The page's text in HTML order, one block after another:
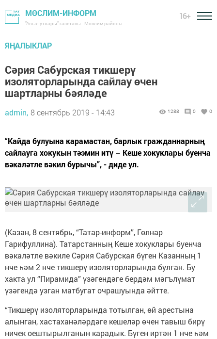
МӨСЛИМ-ИНФОРМ
"Авыл утлары" газетасы - Мөслим районы
16+
ЯҢАЛЫКЛАР
Сәрия Сабурская тикшерү
изоляторларында сайлау өчен
шартларны бәяләде
admin, 8 сентябрь 2019 - 14:43 1288 0 0
“Кайда булуына карамастан, барлык гражданнарның
сайлауга хокукын тәэмин итү – Кеше хокуклары буенча
вәкаләтле вәкил бурычы”, - диде ул.
(Казан, 8 сентябрь, “Татар-информ”, Гөлнар
Гарифуллина). Татарстанның Кеше хокуклары буенча
вәкаләтле вәкиле Сәрия Сабурская бүген Казанның 1
нче һәм 2 нче тикшерү изоляторларында булган. Бу
хакта ул “Пирамида” үзәгендәге бердәм мәгълүмат
үзәгендә узган матбугат очрашуында әйтте.
“Тикшерү изоляторларында тотылган, өй арестына
алынган, хастаханәләрдәге кешеләр өчен тавыш бирү
ничек оештырылганын карадык. Бүген иртән 1 нче һәм